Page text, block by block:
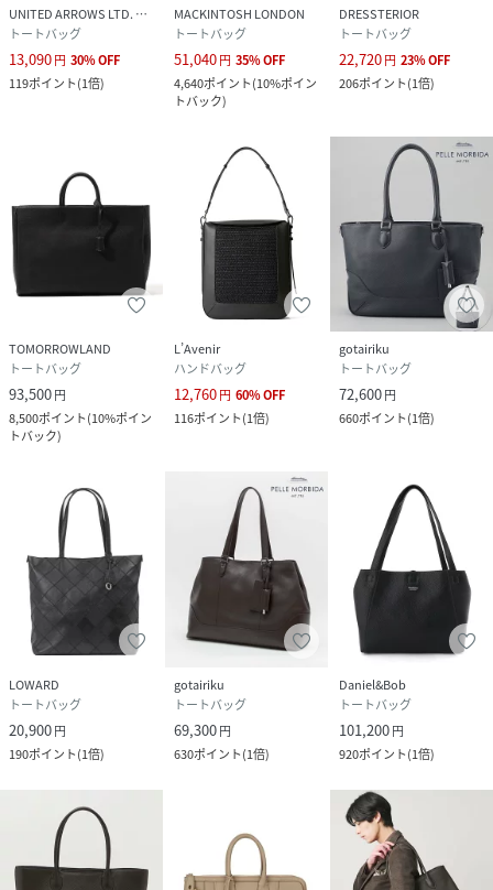
UNITED ARROWS LTD. OUTLET
トートバッグ
13,090円 30%OFF
119ポイント(1倍)
MACKINTOSH LONDON
トートバッグ
51,040円 35%OFF
4,640ポイント(10%ポイン
トバック)
DRESSTERIOR
トートバッグ
22,720円 23%OFF
206ポイント(1倍)
TOMORROWLAND
トートバッグ
93,500円
8,500ポイント(10%ポイン
トバック)
L’Avenir
ハンドバッグ
12,760円 60%OFF
116ポイント(1倍)
gotairiku
トートバッグ
72,600円
660ポイント(1倍)
LOWARD
トートバッグ
20,900円
190ポイント(1倍)
gotairiku
トートバッグ
69,300円
630ポイント(1倍)
Daniel&Bob
トートバッグ
101,200円
920ポイント(1倍)